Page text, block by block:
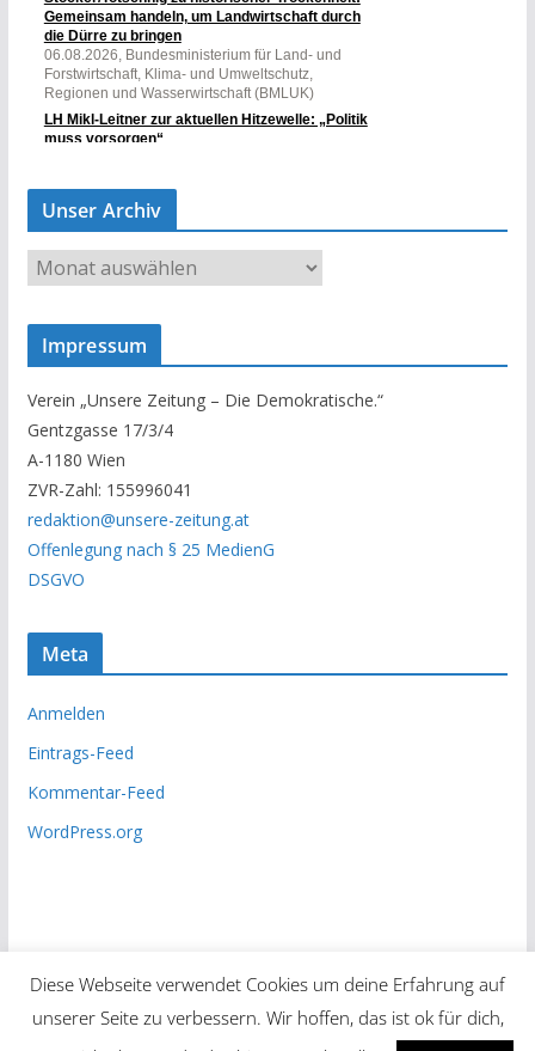
Unser Archiv
U
n
s
A
r
c
h
i
v
Impressum
Verein „Unsere Zeitung – Die Demokratische.“
Gentzgasse 17/3/4
A-1180 Wien
ZVR-Zahl: 155996041
redaktion@unsere-zeitung.at
Offenlegung nach § 25 MedienG
DSGVO
Meta
Anmelden
Eintrags-Feed
Kommentar-Feed
WordPress.org
Diese Webseite verwendet Cookies um deine Erfahrung auf
unserer Seite zu verbessern. Wir hoffen, das ist ok für dich,